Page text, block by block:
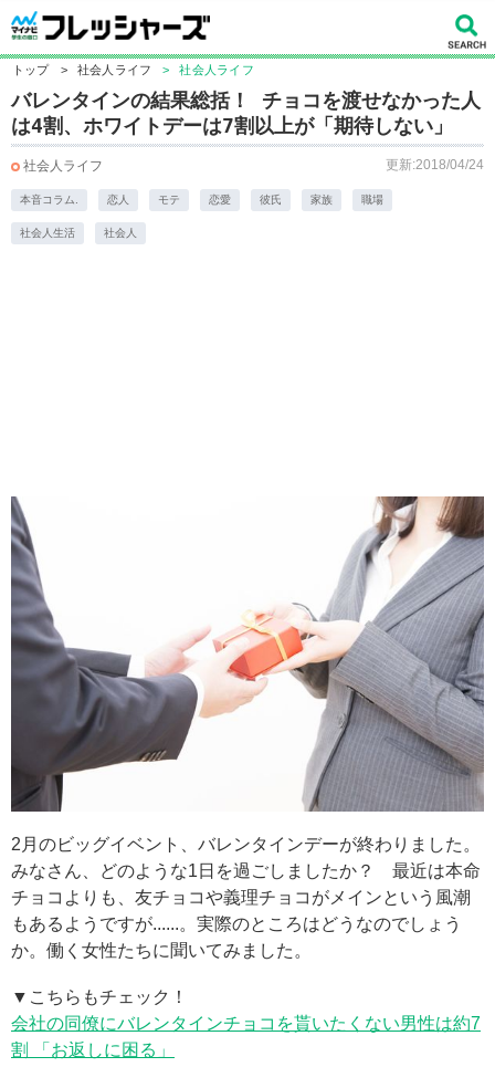
トップ > 社会人ライフ > 社会人ライフ
バレンタインの結果総括！ チョコを渡せなかった人
は4割、ホワイトデーは7割以上が「期待しない」
社会人ライフ 更新:2018/04/24
本音コラム. 恋人 モテ 恋愛 彼氏 家族 職場
社会人生活 社会人
2月のビッグイベント、バレンタインデーが終わりました。
みなさん、どのような1日を過ごしましたか？ 最近は本命
チョコよりも、友チョコや義理チョコがメインという風潮
もあるようですが......。実際のところはどうなのでしょう
か。働く女性たちに聞いてみました。
▼こちらもチェック！
会社の同僚にバレンタインチョコを貰いたくない男性は約7
割 「お返しに困る」